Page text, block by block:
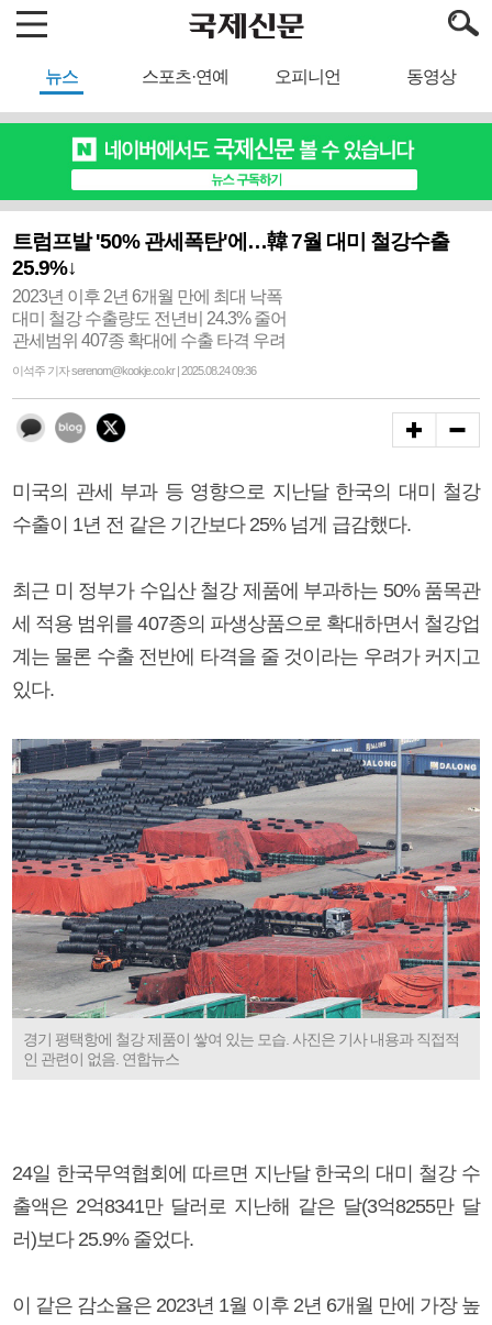
뉴스 스포츠·연예 오피니언 동영상
트럼프발 '50% 관세폭탄'에…韓 7월 대미 철강수출
25.9%↓
2023년 이후 2년 6개월 만에 최대 낙폭
대미 철강 수출량도 전년비 24.3% 줄어
관세범위 407종 확대에 수출 타격 우려
이석주 기자 serenom@kookje.co.kr | 2025.08.24 09:36
미국의 관세 부과 등 영향으로 지난달 한국의 대미 철강
수출이 1년 전 같은 기간보다 25% 넘게 급감했다.
최근 미 정부가 수입산 철강 제품에 부과하는 50% 품목관
세 적용 범위를 407종의 파생상품으로 확대하면서 철강업
계는 물론 수출 전반에 타격을 줄 것이라는 우려가 커지고
있다.
경기 평택항에 철강 제품이 쌓여 있는 모습. 사진은 기사 내용과 직접적
인 관련이 없음. 연합뉴스
24일 한국무역협회에 따르면 지난달 한국의 대미 철강 수
출액은 2억8341만 달러로 지난해 같은 달(3억8255만 달
러)보다 25.9% 줄었다.
이 같은 감소율은 2023년 1월 이후 2년 6개월 만에 가장 높